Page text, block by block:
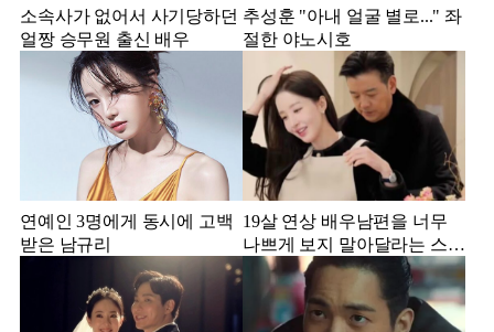
소속사가 없어서 사기당하던
얼짱 승무원 출신 배우
추성훈 "아내 얼굴 별로..." 좌
절한 야노시호
연예인 3명에게 동시에 고백
받은 남규리
19살 연상 배우남편을 너무
나쁘게 보지 말아달라는 스타
강사 아내